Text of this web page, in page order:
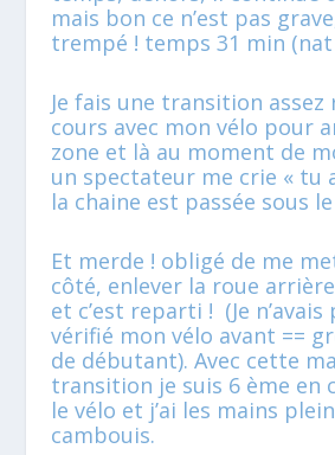
mais bon ce n’est pas
trempé ! temps 31 min
Je fais une transition assez
cours avec mon vélo pour
zone et là au moment de
un spectateur me crie « tu
la chaine est passée sous
Et merde ! obligé de me
côté, enlever la roue
et c’est reparti ! (Je n’avais
vérifié mon vélo avant ==
de débutant). Avec cette
transition je suis 6 ème en
le vélo et j’ai les mains
cambouis.